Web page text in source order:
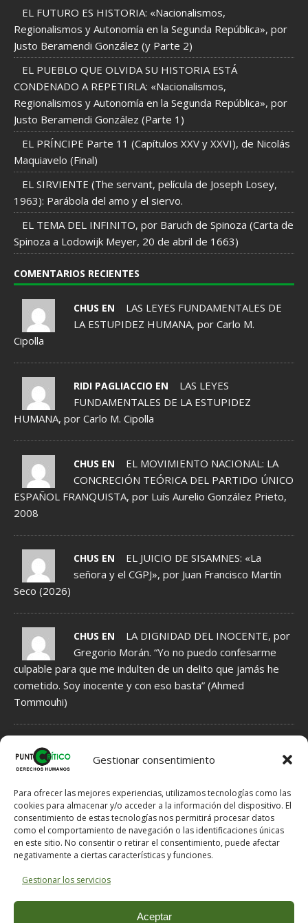
Gestionar consentimiento
Para ofrecer las mejores experiencias, utilizamos tecnologías como las
cookies para almacenar y/o acceder a la información del dispositivo. El
consentimiento de estas tecnologías nos permitirá procesar datos
como el comportamiento de navegación o las identificaciones únicas
en este sitio. No consentir o retirar el consentimiento, puede afectar
negativamente a ciertas características y funciones.
Gestionar los servicios
Aceptar
EL FUTURO ES HISTORIA: «Nacionalismos,
Regionalismos y Autonomía en la Segunda República», por
Justo Beramendi González (y Parte 2)
EL PUEBLO QUE OLVIDA SU HISTORIA ESTÁ
CONDENADO A REPETIRLA: «Nacionalismos,
Regionalismos y Autonomía en la Segunda República», por
Justo Beramendi González (Parte 1)
EL PRÍNCIPE Parte 11 (Capítulos XXV y XXVI), de Nicolás
Maquiavelo (Final)
EL SIRVIENTE (The servant, película de Joseph Losey,
1963): Parábola del amo y el siervo.
EL TEMA DEL INFINITO, por Baruch de Spinoza (Carta de
Spinoza a Lodowijk Meyer, 20 de abril de 1663)
COMENTARIOS RECIENTES
CHUS EN
LAS LEYES FUNDAMENTALES DE
LA ESTUPIDEZ HUMANA, por Carlo M.
Cipolla
RIDI PAGLIACCIO EN
LAS LEYES
FUNDAMENTALES DE LA ESTUPIDEZ
HUMANA, por Carlo M. Cipolla
CHUS EN
EL MOVIMIENTO NACIONAL: LA
CONCRECIÓN TEÓRICA DEL PARTIDO ÚNICO
ESPAÑOL FRANQUISTA, por Luís Aurelio González Prieto,
2008
CHUS EN
EL JUICIO DE SISAMNES: «La
señora y el CGPJ», por Juan Francisco Martín
Seco (2026)
CHUS EN
LA DIGNIDAD DEL INOCENTE, por
Gregorio Morán. “Yo no puedo confesarme
culpable para que me indulten de un delito que jamás he
cometido. Soy inocente y con eso basta” (Ahmed
Tommouhi)
veraces, fundamentados en indicios, no en meras sospechas.
2.- Se EXPRESAN Opiniones, que por ello no han de ser veraces,
pero tampoco han de ser ofensivas si hay posibilidad de expresar
lo mismo en otros términos menos dañinos para el Honor del
destinatario.
3.- Si se solicitan explicaciones al e-mail comentarios @ puntocritico
NOTA: En caso de un mal funcionamiento del servidor a la hora de
publicar un comentario, puede enviárnoslo a comentarios @